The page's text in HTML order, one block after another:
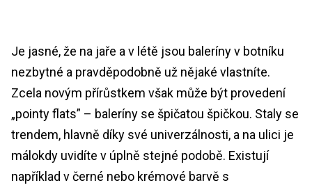
Je jasné, že na jaře a v létě jsou baleríny v botníku
nezbytné a pravděpodobně už nějaké vlastníte.
Zcela novým přírůstkem však může být provedení
„pointy flats” – baleríny se špičatou špičkou. Staly se
trendem, hlavně díky své univerzálnosti, a na ulici je
málokdy uvidíte v úplně stejné podobě. Existují
například v černé nebo krémové barvě s